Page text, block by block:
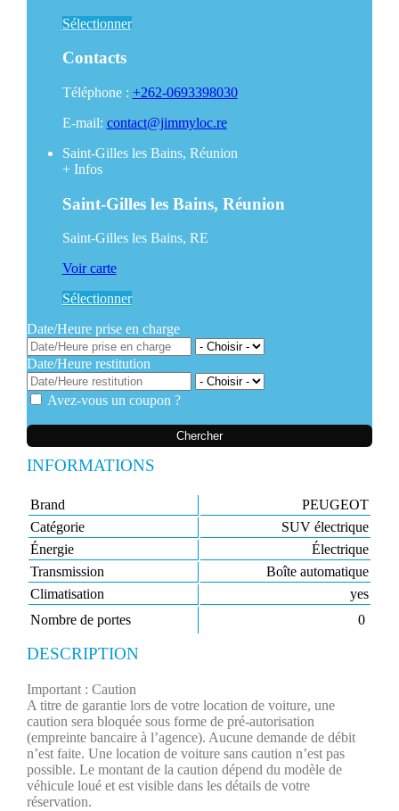
Sélectionner
Contacts
Téléphone : +262-0693398030
E-mail: contact@jimmyloc.re
Saint-Gilles les Bains, Réunion
+Infos
Saint-Gilles les Bains, Réunion
Saint-Gilles les Bains, RE
Voir carte
Sélectionner
Date/Heure prise en charge
Date/Heure restitution
Avez-vous un coupon ?
Chercher
INFORMATIONS
Brand
PEUGEOT
Catégorie
SUV électrique
Énergie
Électrique
Transmission
Boîte automatique
Climatisation
yes
Nombre de portes
0
DESCRIPTION
Important : Caution
A titre de garantie lors de votre location de voiture, une
caution sera bloquée sous forme de pré-autorisation
(empreinte bancaire à l’agence). Aucune demande de débit
n’est faite.​ Une location de voiture sans caution n’est pas
possible. Le montant de la caution dépend du modèle de
véhicule loué et est visible dans les détails de votre
réservation.